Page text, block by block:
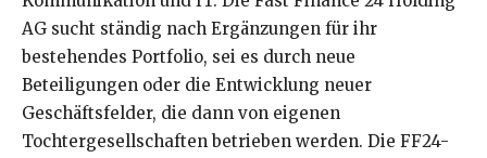
AG sucht ständig nach Ergänzungen für ihr
bestehendes Portfolio, sei es durch neue
Beteiligungen oder die Entwicklung neuer
Geschäftsfelder, die dann von eigenen
Tochtergesellschaften betrieben werden. Die FF24-